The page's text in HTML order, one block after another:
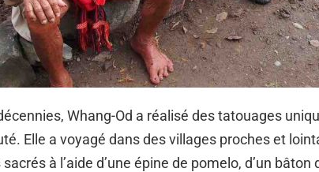
Whang-Od a réalisé des tatouages
Elle a voyagé dans des villages proches et
à l’aide d’une épine de pomelo, d’un bâton